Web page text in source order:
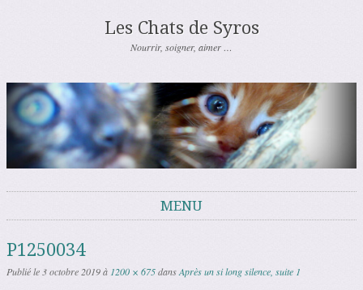
Les Chats de Syros
Nourrir, soigner, aimer …
MENU
P1250034
Publié le3 octobre 2019à 1200 × 675dansAprès un si long silence, suite 1